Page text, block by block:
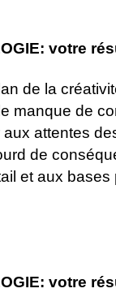
votre
de la
manque de
attentes
de
et aux
votre